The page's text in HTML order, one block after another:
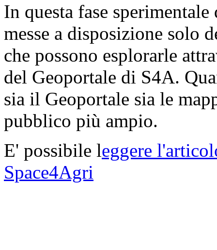
In questa fase
messe a disposizione solo
che possono esplorarle
del Geoportale di S4A.
sia il Geoportale sia le
pubblico più ampio.
E' possibile leggere
Space4Agri